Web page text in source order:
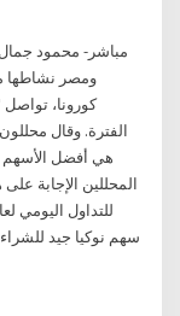
مباشر- محمود
ومصر نشاطها
كورونا،
الفترة. وقال
هي أفضل الأسهم
سهم نوكيا جيد